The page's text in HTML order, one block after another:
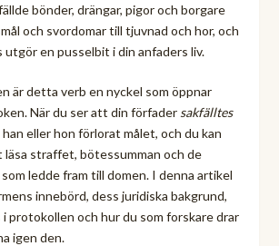
bönder, drängar, pigor och borgare
och svordomar till tjuvnad och hor, och
utgör en pusselbit i din anfaders liv.
är detta verb en nyckel som öppnar
När du ser att din förfader sakfälltes
eller hon förlorat målet, och du kan
läsa straffet, bötessumman och de
ledde fram till domen. I denna artikel
innebörd, dess juridiska bakgrund,
i protokollen och hur du som forskare drar
igen den.